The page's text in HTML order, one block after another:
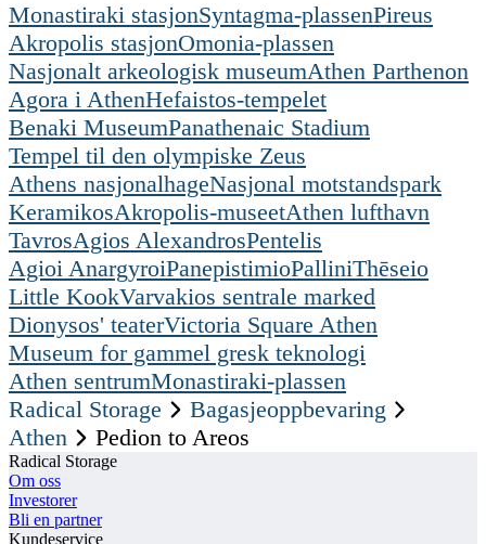
Monastiraki stasjonSyntagma-plassenPireus
Akropolis stasjonOmonia-plassen
Nasjonalt arkeologisk museumAthen Parthenon
Agora i AthenHefaistos-tempelet
Benaki MuseumPanathenaic Stadium
Tempel til den olympiske Zeus
Athens nasjonalhageNasjonal motstandspark
KeramikosAkropolis-museetAthen lufthavn
TavrosAgios AlexandrosPentelis
Agioi AnargyroiPanepistimioPalliniThēseio
Little KookVarvakios sentrale marked
Dionysos' teaterVictoria Square Athen
Museum for gammel gresk teknologi
Athen sentrumMonastiraki-plassen
Radical Storage
Bagasjeoppbevaring
Athen
Pedion to Areos
Radical Storage
Om oss
Investorer
Bli en partner
Kundeservice